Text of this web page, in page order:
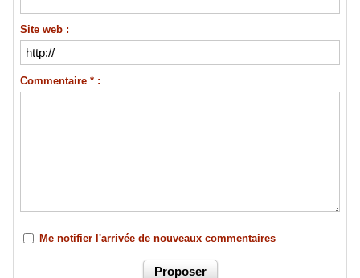
Site web :
Commentaire * :
Me notifier l'arrivée de nouveaux commentaires